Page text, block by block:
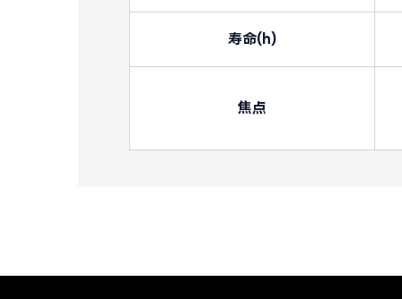
寿命(h)
焦点